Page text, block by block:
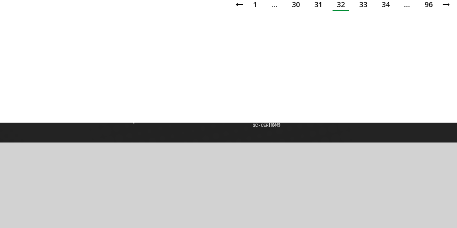
1 … 30 31 32 33 34 … 96